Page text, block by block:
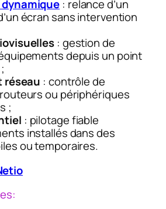
: relance d’un
écran sans intervention
: gestion de
depuis un point
réseau : contrôle de
ou périphériques
;
: pilotage fiable
installés dans des
ou temporaires.